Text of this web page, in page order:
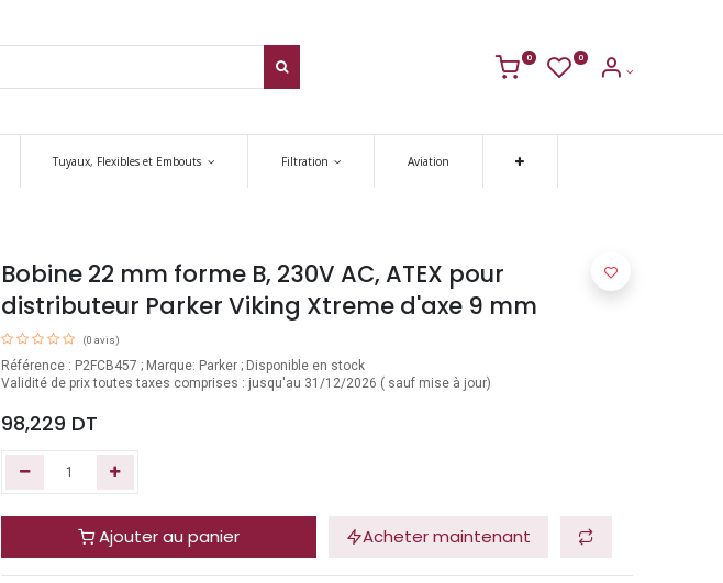
0 0
Tuyaux, Flexibles et Embouts Filtration Aviation
Bobine 22 mm forme B, 230V AC, ATEX pour
distributeur Parker Viking Xtreme d'axe 9 mm
(0 avis)
Référence : P2FCB457 ; Marque: Parker ; Disponible en stock
Validité de prix toutes taxes comprises : jusqu'au 31/12/2026 ( sauf mise à jour)
98,229 DT
Ajouter au panier Acheter maintenant